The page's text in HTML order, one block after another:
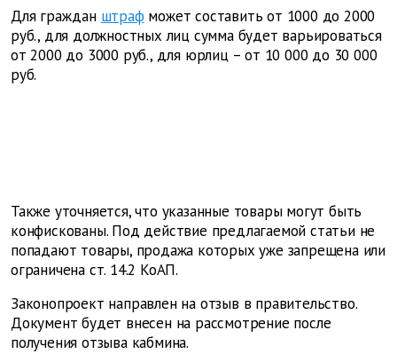
Для граждан штраф может составить от 1000 до 2000
руб., для должностных лиц сумма будет варьироваться
от 2000 до 3000 руб., для юрлиц – от 10 000 до 30 000
руб.
Также уточняется, что указанные товары могут быть
конфискованы. Под действие предлагаемой статьи не
попадают товары, продажа которых уже запрещена или
ограничена ст. 14.2 КоАП.
Законопроект направлен на отзыв в правительство.
Документ будет внесен на рассмотрение после
получения отзыва кабмина.